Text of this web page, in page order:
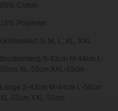
85% Cotten
15% Polyester
Größenlauf: S, M, L, XL, XXL
Brustumfang S-43cm M-44cm L-
50cm XL-53cm XXL-55cm
Länge S-42cm M-44cm L-50cm
XL-53cm XXL-55cm